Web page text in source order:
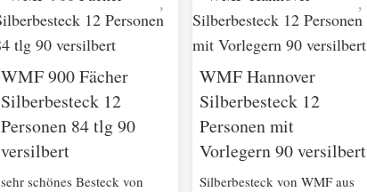
WMF 900 Fächer
Silberbesteck 12
Personen 84 tlg 90
versilbert
sehr schönes Besteck von
WMF Hannover
Silberbesteck 12
Personen mit
Vorlegern 90 versilbert
Silberbesteck von WMF aus